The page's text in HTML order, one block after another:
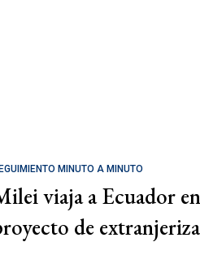
MINUTO A MINUTO
viaja a Ecuador
de